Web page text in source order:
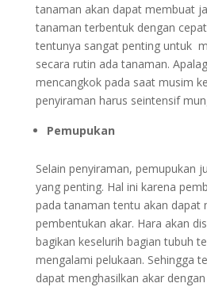
tanaman akan dapat membuat
tanaman terbentuk dengan
tentunya sangat penting untuk
secara rutin ada tanaman.
mencangkok pada saat musim
penyiraman harus seintensif
Pemupukan
Selain penyiraman, pemupukan
yang penting. Hal ini karena
pada tanaman tentu akan dapat
pembentukan akar. Hara akan
bagikan keselurih bagian tubuh
mengalami pelukaan. Sehingga
dapat menghasilkan akar